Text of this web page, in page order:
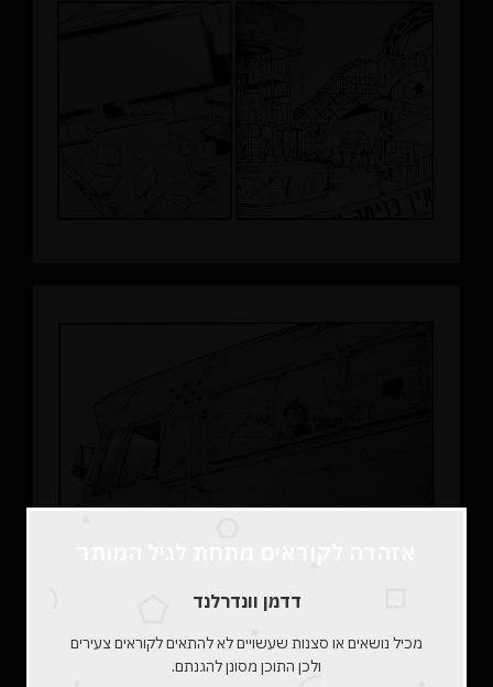
דדמן וונדרלנד
מכיל נושאים או סצנות שעשויים לא להתאים לקוראים צעירים
ולכן התוכן מסונן להגנתם.